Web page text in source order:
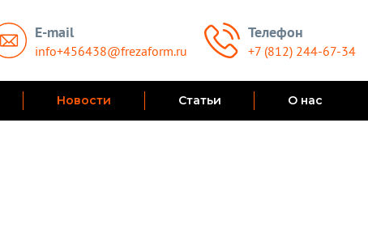
E-mail
info+456438@frezaform.ru
Телефон
+7 (812) 244-67-34
Новости Статьи О нас